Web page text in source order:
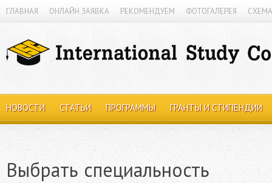
ГЛАВНАЯ ОНЛАЙН ЗАЯВКА РЕКОМЕНДУЕМ ФОТОГАЛЕРЕЯ
НОВОСТИ СТАТЬИ ПРОГРАММЫ ГРАНТЫ И СТИПЕНДИИ
Выбрать специальность